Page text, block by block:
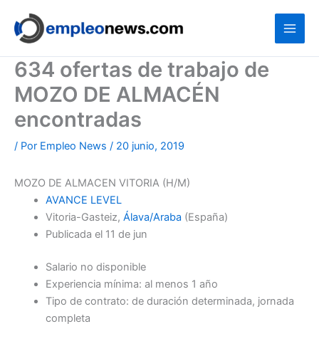
contenido
634 ofertas de trabajo de
MOZO DE ALMACÉN
encontradas
/ Por Empleo News / 20 junio, 2019
MOZO DE ALMACEN VITORIA (H/M)
AVANCE LEVEL
Vitoria-Gasteiz, Álava/Araba (España)
Publicada el 11 de jun
Salario no disponible
Experiencia mínima: al menos 1 año
Tipo de contrato: de duración determinada, jornada
completa